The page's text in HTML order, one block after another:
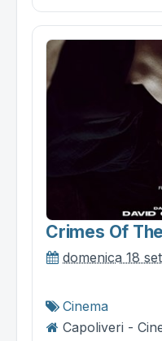
Crimes Of
domenica 18
Cinema
Capoliveri -